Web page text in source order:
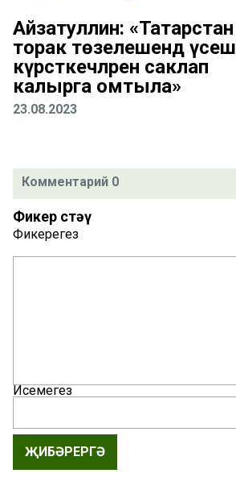
Айзатуллин: «Татарстан
торак төзелешендә үсеш
күрсәткечләрен саклап
калырга омтыла»
23.08.2023
Комментарий 0
Фикер өстәү
Фикерегез
Исемегез
ҖИБӘРЕРГӘ